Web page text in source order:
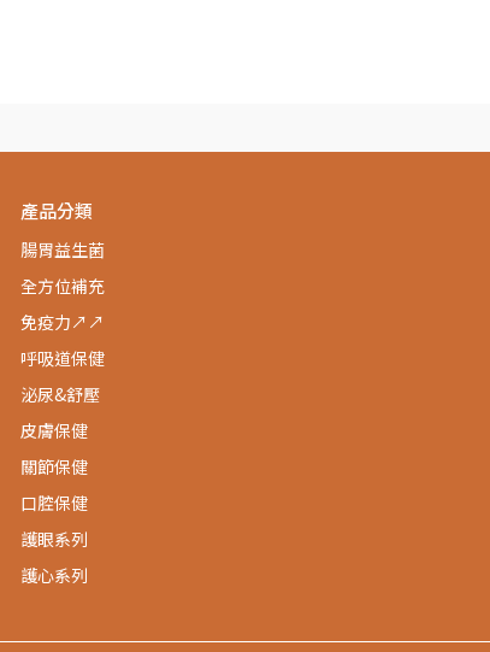
產品分類
腸胃益生菌
全方位補充
免疫力↗↗
呼吸道保健
泌尿&舒壓
皮膚保健
關節保健
口腔保健
護眼系列
護心系列